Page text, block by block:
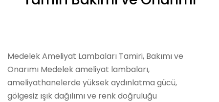
Medelek Ameliyat Lambaları Tamiri, Bakımı ve
Onarımı Medelek ameliyat lambaları,
ameliyathanelerde yüksek aydınlatma gücü,
gölgesiz ışık dağılımı ve renk doğruluğu